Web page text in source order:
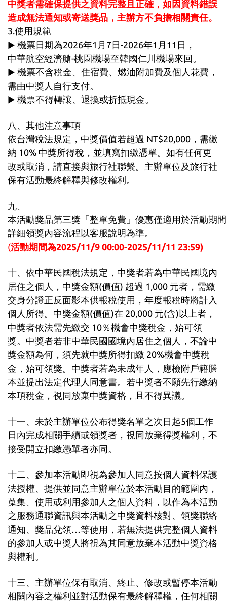
中獎者需確保提供之資料完整且正確，如因資料錯誤
造成無法通知或寄送獎品，主辦方不負擔相關責任。
3.使用規範
▶ 機票日期為2026年1月7日-2026年1月11日 ，
中華航空經濟艙-桃園機場至韓國仁川機場來回。
▶ 機票不含稅金、 住宿費、 燃油附加費及個人花費，
需由中獎人自行支付。
▶ 機票不得轉讓、退換或折抵現金。
八、其他注意事項
依台灣稅法規定，中獎價值若超過 NT$20,000，需繳
納 10% 中獎所得稅，並填寫扣繳憑單。如有任何更
改或取消，請直接與旅行社聯繫。主辦單位及旅行社
保有活動最終解釋與修改權利。
九、
本活動獎品第三獎「整單免費」優惠僅適用於活動期
詳細領獎內容流程以客服說明為準。
(活動期間為2025/11/9 00:00-2025/11/11 23:59)
十、依中華民國稅法規定，中獎者若為中華民國境內
居住之個人，中獎金額(價值) 超過 1,000 元者，需繳
交身分證正反面影本供報稅使用，年度報稅時將計入
個人所得。中獎金額(價值)在 20,000 元(含)以上者，
中獎者依法需先繳交 10％機會中獎稅金，始可領
獎。中獎者若非中華民國國境內居住之個人，不論中
獎金額為何，須先就中獎所得扣繳 20%機會中獎稅
金，始可領獎。中獎者若為未成年人，應檢附戶籍謄
本並提出法定代理人同意書。若中獎者不願先行繳納
本項稅金，視同放棄中獎資格，且不得異議。
十一、未於主辦單位公布得獎名單之次日起5個工作
日內完成相關手續或領獎者，視同放棄得獎權利，不
接受開立扣繳憑單者亦同。
十二、參加本活動即視為參加人同意按個人資料保護
法授權、提供並同意主辦單位於本活動目的範圍內，
蒐集、使用或利用參加人之個人資料，以作為本活動
之服務通聯資訊與本活動之中獎資料核對、領獎聯絡
通知、獎品兌領…等使用，若無法提供完整個人資料
的參加人或中獎人將視為其同意放棄本活動中獎資格
與權利。
十三、主辦單位保有取消、終止、修改或暫停本活動
相關內容之權利並對活動保有最終解釋權，任何相關